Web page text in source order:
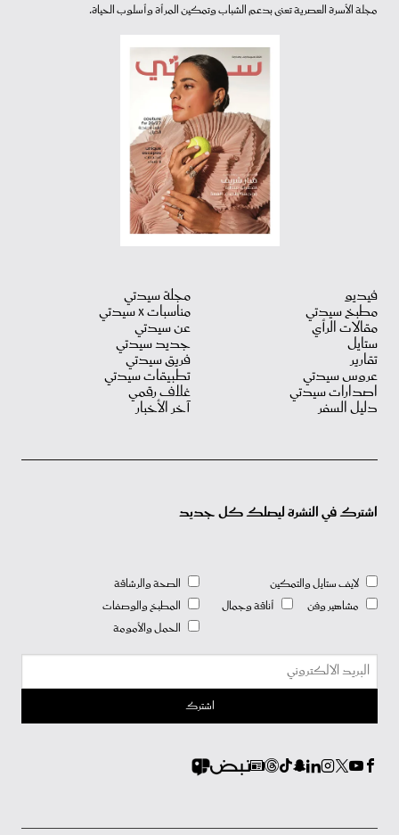
مجلة الأسرة العصرية تعنى بدعم الشباب وتمكين المرأة وأسلوب الحياة.
فيديو
مطبخ سيدتي
مقالات الرأي
ستايل
تقارير
عروس سيدتي
اصدارات سيدتي
دليل السفر
مجلة سيدتي
مناسبات X سيدتي
عن سيدتي
جديد سيدتي
فريق سيدتي
تطبيقات سيدتي
غلاف رقمي
آخر الأخبار
اشترك في النشرة ليصلك كل جديد
لايف ستايل والتمكين
مشاهير وفن
أناقة وجمال
الصحة والرشاقة
المطبخ والوصفات
الحمل والأمومة